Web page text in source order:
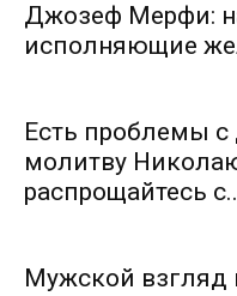
Джозеф Мерфи:
исполняющие
Есть проблемы с
молитву
распрощайтесь
Мужской взгляд